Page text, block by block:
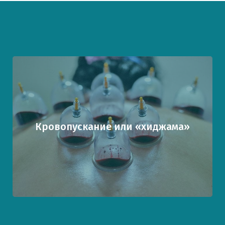
Кровопускание или «хиджама»